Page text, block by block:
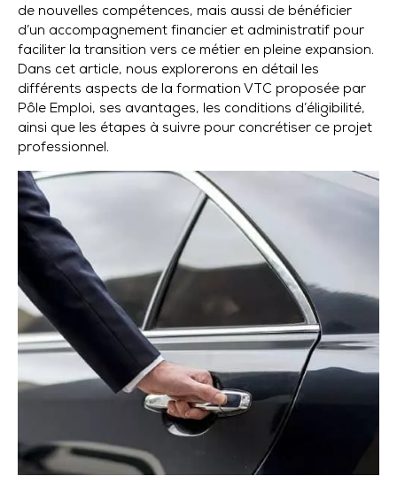
de nouvelles compétences, mais aussi de bénéficier
d’un accompagnement financier et administratif pour
faciliter la transition vers ce métier en pleine expansion.
Dans cet article, nous explorerons en détail les
différents aspects de la formation VTC proposée par
Pôle Emploi, ses avantages, les conditions d’éligibilité,
ainsi que les étapes à suivre pour concrétiser ce projet
professionnel.